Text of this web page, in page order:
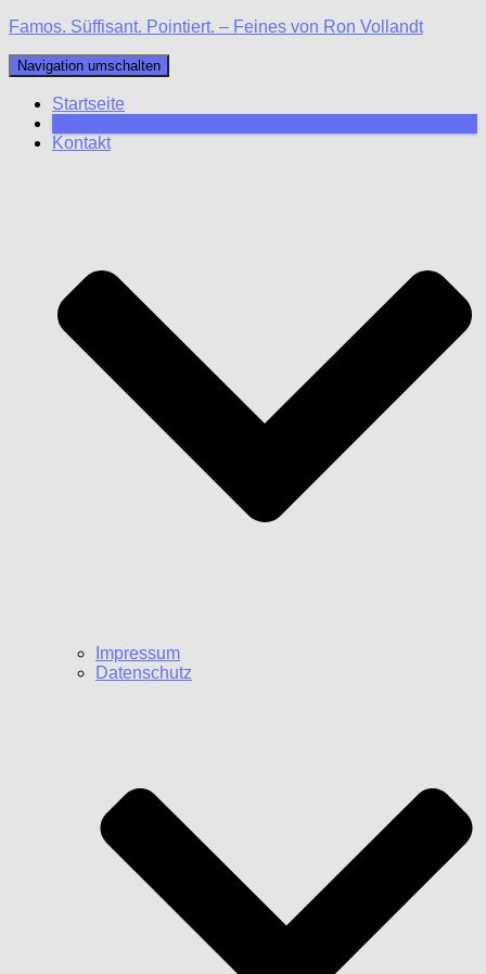
Famos. Süffisant. Pointiert. – Feines von Ron Vollandt
Navigation umschalten
Startseite
Kontakt
Impressum
Datenschutz